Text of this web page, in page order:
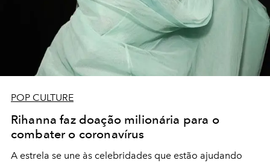
POP CULTURE
Rihanna faz doação milionária para o
combater o coronavírus
A estrela se une às celebridades que estão ajudando